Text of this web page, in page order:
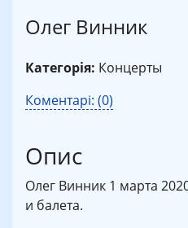
Олег Винник
Категорія: Концерты
Коментарі: (0)
Опис
Олег Винник 1 марта
и балета.